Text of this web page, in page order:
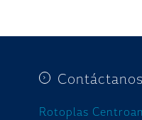
Contáctanos
Rotoplas